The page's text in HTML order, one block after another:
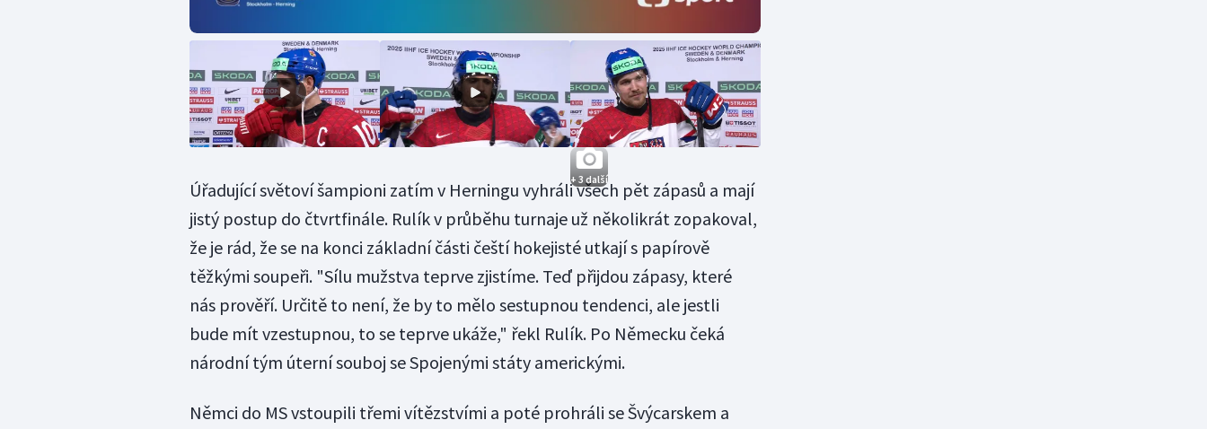
+ 3 další
Úřadující světoví šampioni zatím v Herningu vyhráli všech pět zápasů a mají
jistý postup do čtvrtfinále. Rulík v průběhu turnaje už několikrát zopakoval,
že je rád, že se na konci základní části čeští hokejisté utkají s papírově
těžkými soupeři. "Sílu mužstva teprve zjistíme. Teď přijdou zápasy, které
nás prověří. Určitě to není, že by to mělo sestupnou tendenci, ale jestli
bude mít vzestupnou, to se teprve ukáže," řekl Rulík. Po Německu čeká
národní tým úterní souboj se Spojenými státy americkými.
Němci do MS vstoupili třemi vítězstvími a poté prohráli se Švýcarskem a